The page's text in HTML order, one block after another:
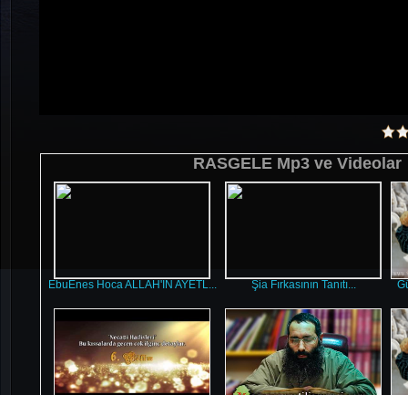
RASGELE Mp3 ve Videolar
EbuEnes Hoca ALLAH'IN AYETL... Şia Fırkasının Tanıtı...